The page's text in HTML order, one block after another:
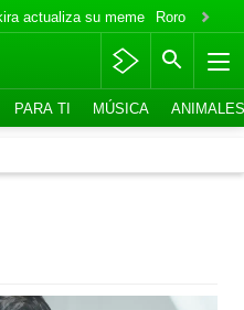
actualiza su meme Roro lo niega
PARA TI MÚSICA ANIMALES